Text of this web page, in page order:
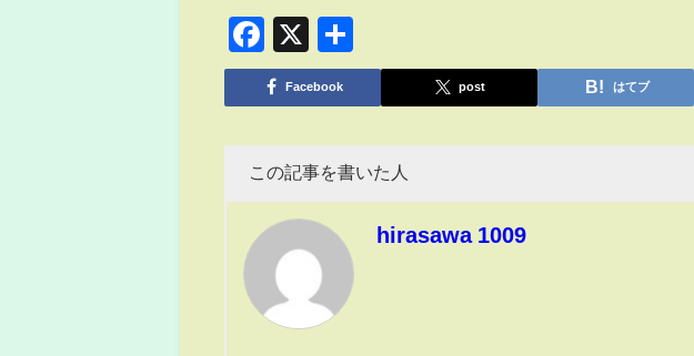
Facebook
X
有
Facebook post はてブ
この記事を書いた人
hirasawa 1009